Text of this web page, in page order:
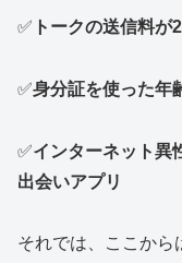
✅ トークの送信料が
✅身分証を使った年
✅インターネット異
出会いアプリ
それでは、ここから